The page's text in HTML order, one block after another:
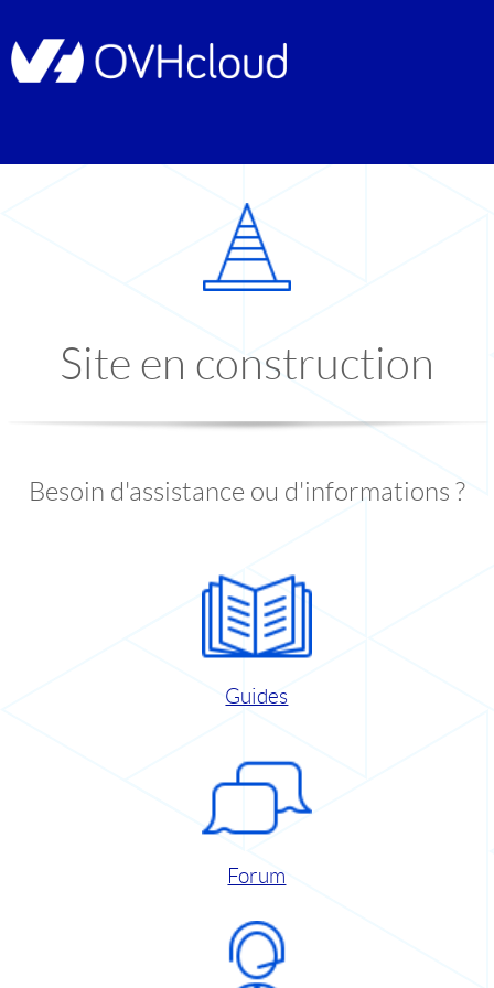
Site en construction
Besoin d'assistance ou d'informations ?
Guides
Forum